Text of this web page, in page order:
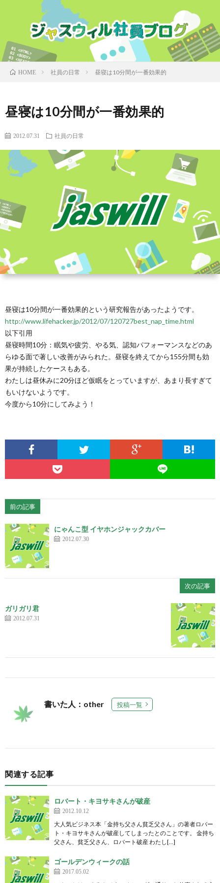
HOME 社員の日常 昼寝は10分間が一番効果的
昼寝は10分間が一番効果的
2012.07.31 社員の日常
昼寝は10分間が一番効果的という研究報告があったようです。
http://www.lifehacker.jp/2012/07/120727best_nap_time.html
以下引用
昼寝時間10分：眠気や疲労、やる気、認知パフォーマンスなどのあ
らゆる面で著しい改善がみられた。昼寝を終えてから155分間も効
果が持続したケースもある。
わたしは昼休みに20分ほど仮眠をとっていますが、あまり長すぎて
もいけないようです。
今度から10分にしてみよう！
前の記事
にゃんこ型 イヤホンジャックカバー
2012.07.30
次の記事
ガリガリ君
2012.07.31
書いた人：other 投稿一覧
関連する記事
ロバート・キヨサキさんが破産
2012.10.12
大人気ビジネス本「金持ち父さん貧乏父さん」の著者ロバー
ト・キヨサキさんが破産してしまったとのことです。 金持ち
父さん、貧乏父さん、ロバート破産 わたし[…]
ゴールデンウィークの話
2017.05.02